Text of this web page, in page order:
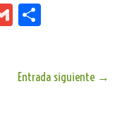
G
Entrada siguiente →